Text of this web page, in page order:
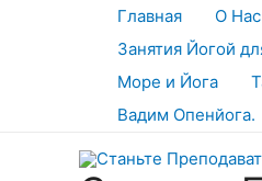
Главная О Нас
Занятия Йогой
Море и Йога
Вадим Опенйога.